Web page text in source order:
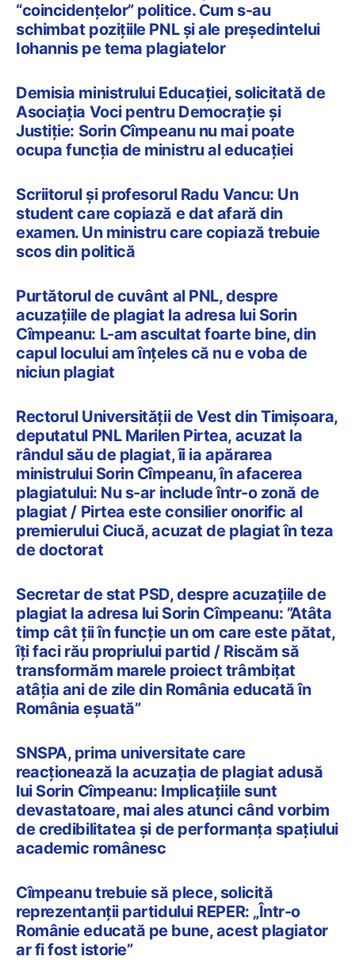
“coincidențelor” politice. Cum s-au
schimbat pozițiile PNL și ale președintelui
Iohannis pe tema plagiatelor
Demisia ministrului Educației, solicitată de
Asociația Voci pentru Democrație și
Justiție: Sorin Cîmpeanu nu mai poate
ocupa funcția de ministru al educației
Scriitorul și profesorul Radu Vancu: Un
student care copiază e dat afară din
examen. Un ministru care copiază trebuie
scos din politică
Purtătorul de cuvânt al PNL, despre
acuzaţiile de plagiat la adresa lui Sorin
Cîmpeanu: L-am ascultat foarte bine, din
capul locului am înţeles că nu e voba de
niciun plagiat
Rectorul Universității de Vest din Timișoara,
deputatul PNL Marilen Pirtea, acuzat la
rândul său de plagiat, îi ia apărarea
ministrului Sorin Cîmpeanu, în afacerea
plagiatului: Nu s-ar include într-o zonă de
plagiat / Pirtea este consilier onorific al
premierului Ciucă, acuzat de plagiat în teza
de doctorat
Secretar de stat PSD, despre acuzațiile de
plagiat la adresa lui Sorin Cîmpeanu: ”Atâta
timp cât ţii în funcţie un om care este pătat,
îţi faci rău propriului partid / Riscăm să
transformăm marele proiect trâmbiţat
atâţia ani de zile din România educată în
România eșuată”
SNSPA, prima universitate care
reacționează la acuzația de plagiat adusă
lui Sorin Cîmpeanu: Implicațiile sunt
devastatoare, mai ales atunci când vorbim
de credibilitatea și de performanța spațiului
academic românesc
Cîmpeanu trebuie să plece, solicită
reprezentanții partidului REPER: „Într-o
Românie educată pe bune, acest plagiator
ar fi fost istorie”